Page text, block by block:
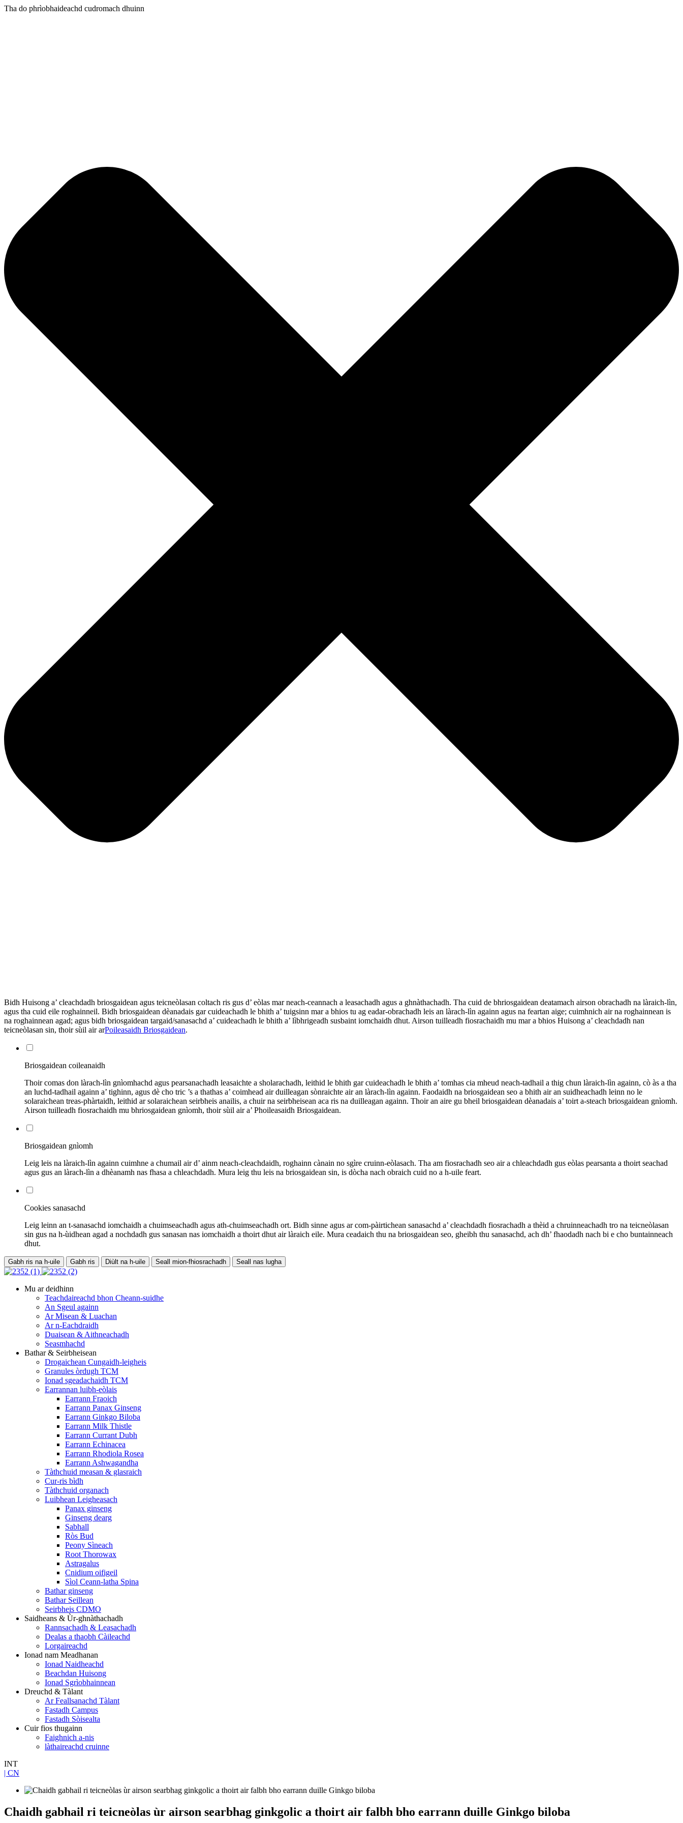
Tha do phrìobhaideachd cudromach dhuinn
Bidh Huisong a’ cleachdadh briosgaidean agus teicneòlasan coltach ris gus d’ eòlas mar neach-ceannach a leasachadh agus a ghnàthachadh. Tha cuid de bhriosgaidean deatamach airson obrachadh na làraich-lìn,
agus tha cuid eile roghainneil. Bidh briosgaidean dèanadais gar cuideachadh le bhith a’ tuigsinn mar a bhios tu ag eadar-obrachadh leis an làrach-lìn againn agus na feartan aige; cuimhnich air na roghainnean is
na roghainnean agad; agus bidh briosgaidean targaid/sanasachd a’ cuideachadh le bhith a’ lìbhrigeadh susbaint iomchaidh dhut. Airson tuilleadh fiosrachaidh mu mar a bhios Huisong a’ cleachdadh nan
teicneòlasan sin, thoir sùil air arPoileasaidh Briosgaidean.
Briosgaidean coileanaidh
Thoir comas don làrach-lìn gnìomhachd agus pearsanachadh leasaichte a sholarachadh, leithid le bhith gar cuideachadh le bhith a’ tomhas cia mheud neach-tadhail a thig chun làraich-lìn againn, cò às a tha
an luchd-tadhail againn a’ tighinn, agus dè cho tric ’s a thathas a’ coimhead air duilleagan sònraichte air an làrach-lìn againn. Faodaidh na briosgaidean seo a bhith air an suidheachadh leinn no le
solaraichean treas-phàrtaidh, leithid ar solaraichean seirbheis anailis, a chuir na seirbheisean aca ris na duilleagan againn. Thoir an aire gu bheil briosgaidean dèanadais a’ toirt a-steach briosgaidean gnìomh.
Airson tuilleadh fiosrachaidh mu bhriosgaidean gnìomh, thoir sùil air a’ Phoileasaidh Briosgaidean.
Briosgaidean gnìomh
Leig leis na làraich-lìn againn cuimhne a chumail air d’ ainm neach-cleachdaidh, roghainn cànain no sgìre cruinn-eòlasach. Tha am fiosrachadh seo air a chleachdadh gus eòlas pearsanta a thoirt seachad
agus gus an làrach-lìn a dhèanamh nas fhasa a chleachdadh. Mura leig thu leis na briosgaidean sin, is dòcha nach obraich cuid no a h-uile feart.
Cookies sanasachd
Leig leinn an t-sanasachd iomchaidh a chuimseachadh agus ath-chuimseachadh ort. Bidh sinne agus ar com-pàirtichean sanasachd a’ cleachdadh fiosrachadh a thèid a chruinneachadh tro na teicneòlasan
sin gus na h-ùidhean agad a nochdadh gus sanasan nas iomchaidh a thoirt dhut air làraich eile. Mura ceadaich thu na briosgaidean seo, gheibh thu sanasachd, ach dh’ fhaodadh nach bi e cho buntainneach
dhut.
Gabh ris na h-uile Gabh ris Diùlt na h-uile Seall mion-fhiosrachadh Seall nas lugha
Mu ar deidhinn
Teachdaireachd bhon Cheann-suidhe
An Sgeul againn
Ar Misean & Luachan
Ar n-Eachdraidh
Duaisean & Aithneachadh
Seasmhachd
Bathar & Seirbheisean
Drogaichean Cungaidh-leigheis
Granules òrdugh TCM
Ionad sgeadachaidh TCM
Earrannan luibh-eòlais
Earrann Fraoich
Earrann Panax Ginseng
Earrann Ginkgo Biloba
Earrann Milk Thistle
Earrann Currant Dubh
Earrann Echinacea
Earrann Rhodiola Rosea
Earrann Ashwagandha
Tàthchuid measan & glasraich
Cur-ris bìdh
Tàthchuid organach
Luibhean Leigheasach
Panax ginseng
Ginseng dearg
Sabhall
Ròs Bud
Peony Sìneach
Root Thorowax
Astragalus
Cnidium oifigeil
Sìol Ceann-latha Spina
Bathar ginseng
Bathar Seillean
Seirbheis CDMO
Saidheans & Ùr-ghnàthachadh
Rannsachadh & Leasachadh
Dealas a thaobh Càileachd
Lorgaireachd
Ionad nam Meadhanan
Ionad Naidheachd
Beachdan Huisong
Ionad Sgrìobhainnean
Dreuchd & Tàlant
Ar Feallsanachd Tàlant
Fastadh Campus
Fastadh Sòisealta
Cuir fios thugainn
Faighnich a-nis
làthaireachd cruinne
INT
| CN
Chaidh gabhail ri teicneòlas ùr airson searbhag ginkgolic a thoirt air falbh bho earrann duille Ginkgo biloba